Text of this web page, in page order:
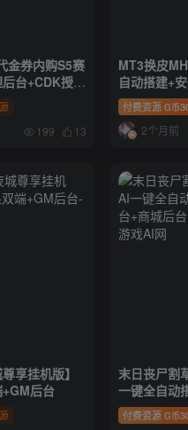
金券内购S5赛
台+CDK授权
199 13
MT3换皮
自动搭建+
付费资源 G币
2个月前
享挂机版】
后台
末日丧尸割
一键全自动
+商城后台
付费资源 G币